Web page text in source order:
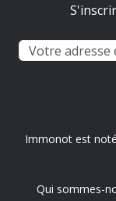
Immonot est
Qui sommes-